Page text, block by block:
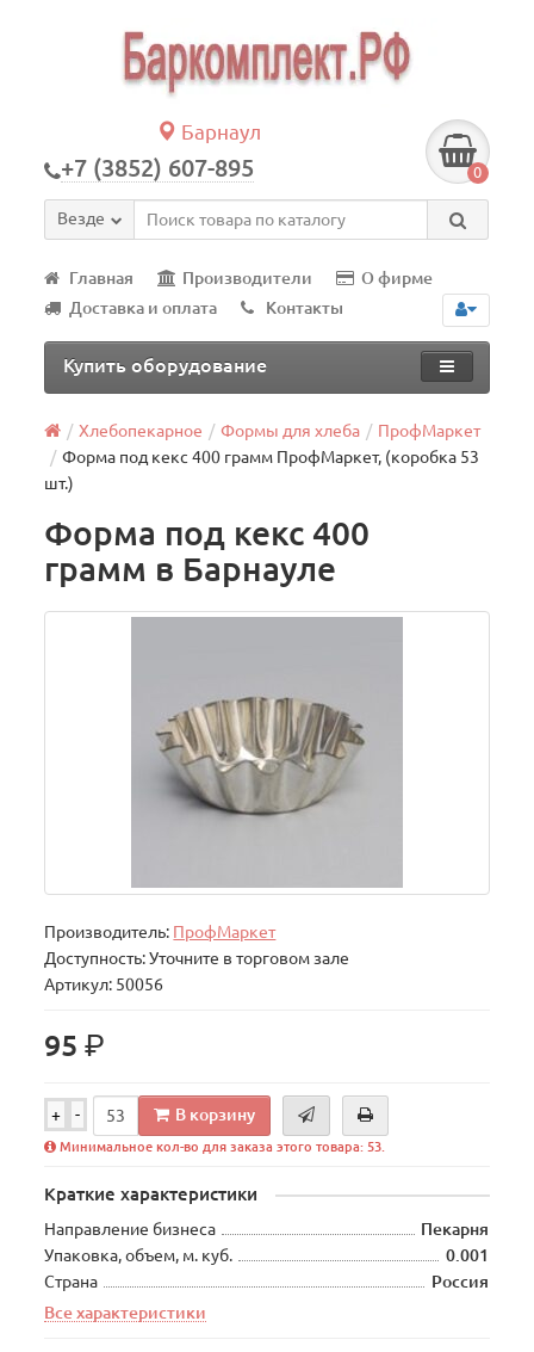
Барнаул
+7 (3852) 607-895 0
Везде
Главная Производители
О фирме
Доставка и оплата
Контакты
Купить оборудование
Хлебопекарное Формы для хлеба
ПрофМаркет
Форма под кекс 400 грамм ПрофМаркет, (коробка 53
шт.)
Форма под кекс 400
грамм в Барнауле
Производитель: ПрофМаркет
Доступность: Уточните в торговом зале
Артикул: 50056
95р.
+ - В корзину
Минимальное кол-во для заказа этого товара: 53.
Краткие характеристики
Направление бизнеса
Пекарня
Упаковка, объем, м. куб.
0.001
Страна
Россия
Все характеристики